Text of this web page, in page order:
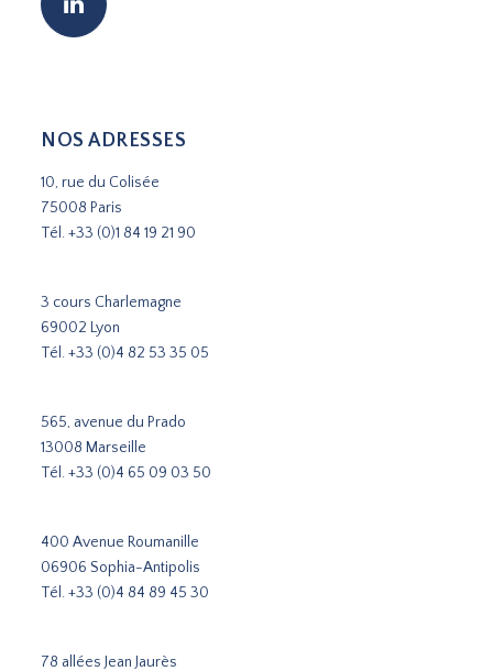
NOS ADRESSES
10, rue du Colisée
75008 Paris
Tél.+33 (0)1 84 19 21 90
3 cours Charlemagne
69002 Lyon
Tél.+33 (0)4 82 53 35 05
565, avenue du Prado
13008 Marseille
Tél.+33 (0)4 65 09 03 50
400 Avenue Roumanille
06906 Sophia-Antipolis
Tél.+33 (0)4 84 89 45 30
78 allées Jean Jaurès